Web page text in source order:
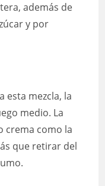
además de
y por
esta mezcla, la
medio. La
crema como la
que retirar del